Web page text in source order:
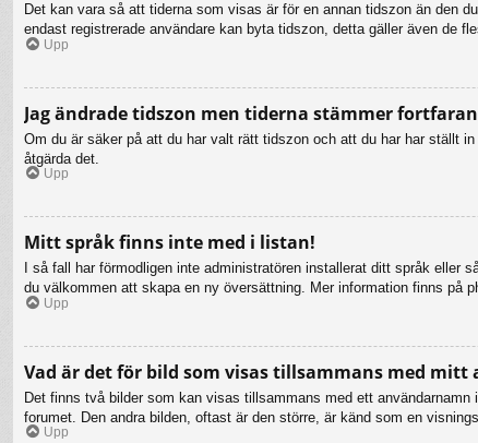
Det kan vara så att tiderna som visas är för en annan tidszon än den
endast registrerade användare kan byta tidszon, detta gäller även de
Upp
Jag ändrade tidszon men tiderna stämmer
Om du är säker på att du har valt rätt tidszon och att du har har ställt
åtgärda det.
Upp
Mitt språk finns inte med i listan!
I så fall har förmodligen inte administratören installerat ditt språk
du välkommen att skapa en ny översättning. Mer information finns på
Upp
Vad är det för bild som visas tillsammans med mitt
Det finns två bilder som kan visas tillsammans med ett
forumet. Den andra bilden, oftast är den större, är känd som en
Upp